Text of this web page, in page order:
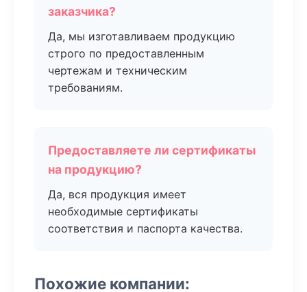
заказчика?
Да, мы изготавливаем продукцию
строго по предоставленным
чертежам и техническим
требованиям.
Предоставляете ли сертификаты
на продукцию?
Да, вся продукция имеет
необходимые сертификаты
соответствия и паспорта качества.
Похожие компании: